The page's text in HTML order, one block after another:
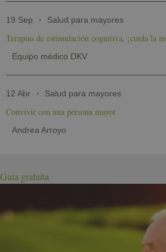
19 Sep Salud para mayores
Terapias de estimulación cognitiva, ¡cuida la
Equipo médico DKV
12 Abr Salud para mayores
Convivir con una persona mayor
Andrea Arroyo
Guía gratuita